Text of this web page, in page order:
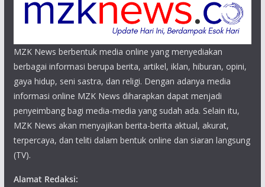
MZK News berbentuk media online yang menyediakan
berbagai informasi berupa berita, artikel, iklan, hiburan, opini,
gaya hidup, seni sastra, dan religi. Dengan adanya media
informasi online MZK News diharapkan dapat menjadi
penyeimbang bagi media-media yang sudah ada. Selain itu,
MZK News akan menyajikan berita-berita aktual, akurat,
terpercaya, dan teliti dalam bentuk online dan siaran langsung
(TV).
Alamat Redaksi: